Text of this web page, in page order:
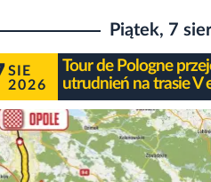
Piątek, 7
SIE
2026
Tour de Pologne
utrudnień na trasie V